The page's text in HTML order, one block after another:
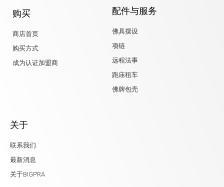
购买
商店首页
购买方式
成为认证加盟商
配件与服务
佛具摆设
项链
远程法事
跑庙租车
佛牌包壳
关于
联系我们
最新消息
关于BIGPRA